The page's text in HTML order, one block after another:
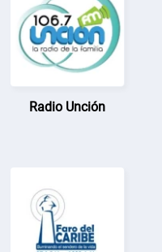
Radio Unción